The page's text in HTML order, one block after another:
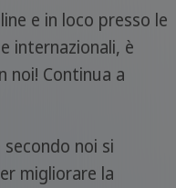
e in loco presso le
internazionali, è
noi! Continua a
noi si
migliorare la